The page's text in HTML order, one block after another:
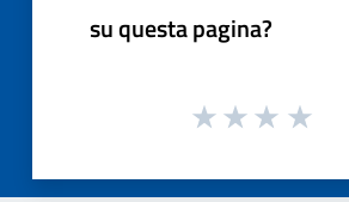
su questa pagina?